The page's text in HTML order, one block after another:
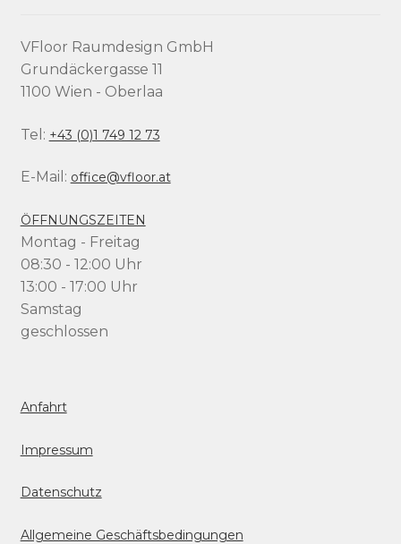
VFloor Raumdesign GmbH
Grundäckergasse 11
1100 Wien - Oberlaa
Tel: +43 (0)1 749 12 73
E-Mail: office@vfloor.at
ÖFFNUNGSZEITEN
Montag - Freitag
08:30 - 12:00 Uhr
13:00 - 17:00 Uhr
Samstag
geschlossen
Anfahrt
Impressum
Datenschutz
Allgemeine Geschäftsbedingungen